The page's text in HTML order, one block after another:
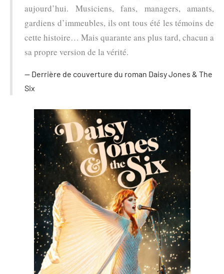
aujourd’hui. Musiciens, fans, managers, amants,
gardiens d’immeubles, ils ont tous été les témoins de
cette histoire… Mais quarante ans plus tard, chacun a
sa propre version de la vérité.
Derrière de couverture du roman Daisy Jones & The
Six